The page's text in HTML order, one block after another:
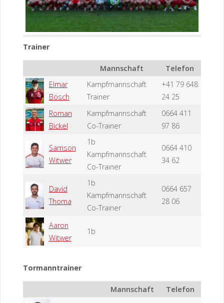
Trainer
Mannschaft
Telefon
Elmar
Bösch
Kampfmannschaft
Trainer
+41 79 648
24 25
Roman
Bickel
Kampfmannschaft
Co-Trainer
0664 411
97 86
Samson
Witwer
1b
Kampfmannschaft
Co-Trainer
0664 410
34 62
David
Thoma
1b
Kampfmannschaft
Co-Trainer
0664 657
28 06
Aaron
Witwer
1b
Tormanntrainer
Mannschaft Telefon